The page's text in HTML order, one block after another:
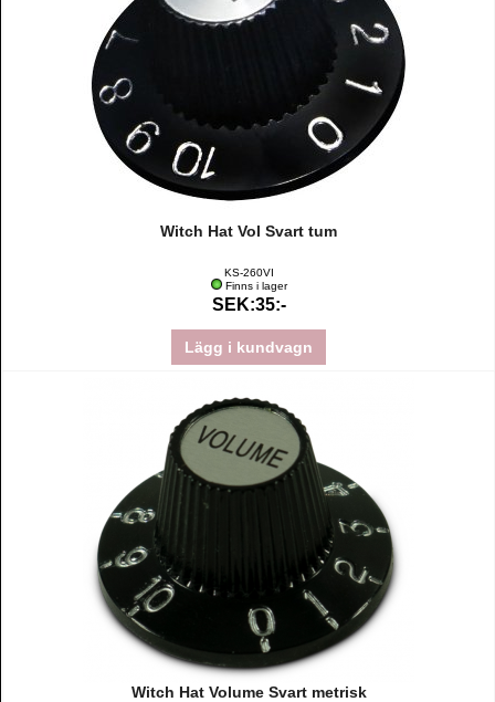
Witch Hat Vol Svart tum
KS-260VI
Finns i lager
SEK:35:-
Lägg i kundvagn
Witch Hat Volume Svart metrisk